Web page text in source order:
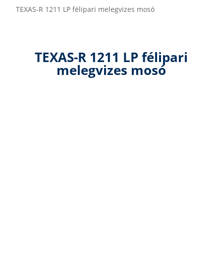
TEXAS-R 1211 LP félipari melegvizes mosó
TEXAS-R 1211 LP félipari
melegvizes mosó